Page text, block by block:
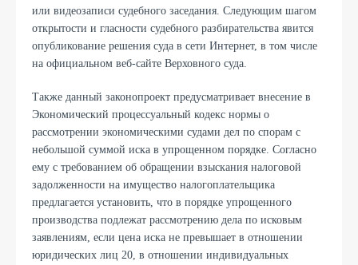
или видеозаписи судебного заседания. Следующим шагом
открытости и гласности судебного разбирательства явится
опубликование решения суда в сети Интернет, в том числе
на официальном веб-сайте Верховного суда.
Также данный законопроект предусматривает внесение в
Экономический процессуальный кодекс нормы о
рассмотрении экономическими судами дел по спорам с
небольшой суммой иска в упрощенном порядке. Согласно
ему с требованием об обращении взыскания налоговой
задолженности на имущество налогоплательщика
предлагается установить, что в порядке упрощенного
производства подлежат рассмотрению дела по исковым
заявлениям, если цена иска не превышает в отношении
юридических лиц 20, в отношении индивидуальных